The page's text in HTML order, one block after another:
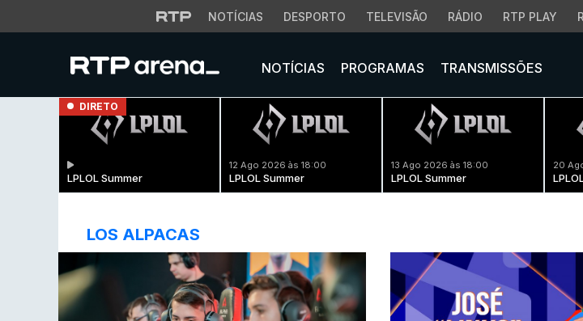
NOTÍCIAS DESPORTO TELEVISÃO RÁDIO RTP PLAY
NOTÍCIAS PROGRAMAS TRANSMISSÕES
DIRETO
LPLOL Summer
12 Ago 2026 às 18:00
LPLOL Summer
13 Ago 2026 às 18:00
LPLOL Summer
20
LOS ALPACAS